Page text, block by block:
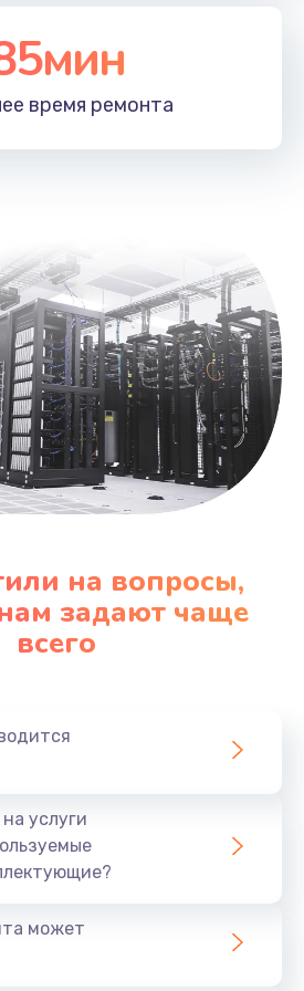
лотка SIM
Заказать
данных
990 руб.
Заказать
Замена SSD
895 руб.
Заказать
1290 руб.
Заказать
890 руб.
тачпада
990 руб.
динамика
время ремонта
на вопросы,
задают чаще
всего
услуги
может